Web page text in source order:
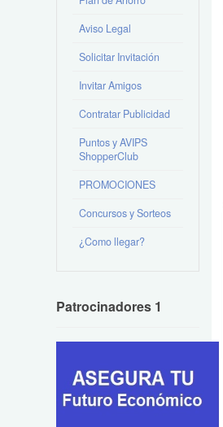
Aviso Legal
Solicitar Invitación
Invitar Amigos
Contratar Publicidad
Puntos y AVIPS
ShopperClub
PROMOCIONES
Concursos y Sorteos
¿Como llegar?
Patrocinadores 1